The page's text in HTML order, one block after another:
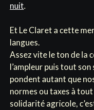
nuit.
Et Le Claret a cette
langues.
Assez vite le ton de la
l’ampleur puis tout
pondent autant que
normes ou taxes à tout
solidarité agricole,